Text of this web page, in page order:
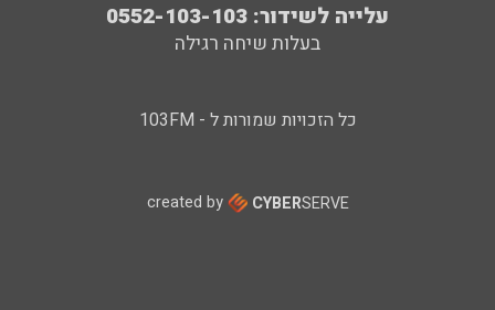
עלייה לשידור: 0552-103-103
בעלות שיחה רגילה
כל הזכויות שמורות ל - 103FM
created by CYBERSERVE